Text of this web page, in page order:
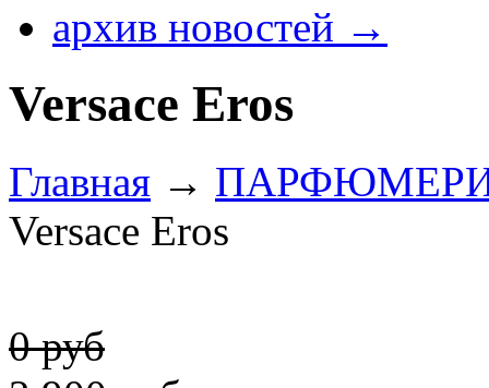
архив новостей →
Versace Eros
Главная →
Versace Eros
0 руб